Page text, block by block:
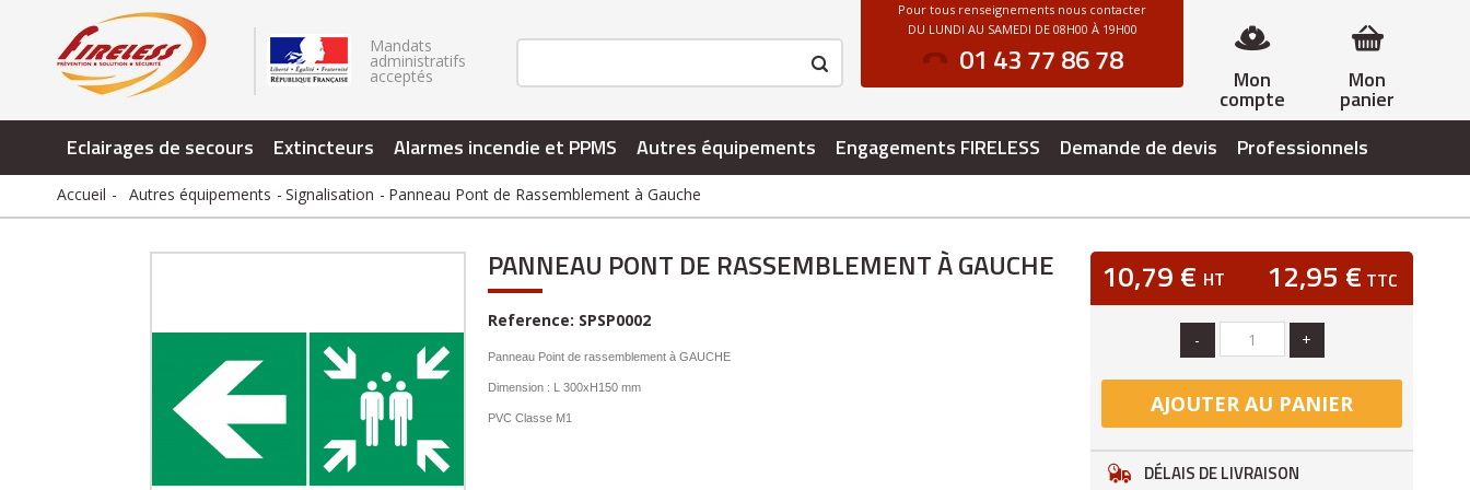
Mandats
administratifs
acceptés Mon
panier
Mon
compte
Pour tous renseignements nous contacter
DU LUNDI AU SAMEDI DE 08H00 À 19H00
01 43 77 86 78
Eclairages de secours Extincteurs Alarmes incendie et PPMS Autres équipements Engagements FIRELESS Demande de devis Professionnels
Accueil Autres équipements Signalisation Panneau Pont de Rassemblement à Gauche
PANNEAU PONT DE RASSEMBLEMENT À GAUCHE
Reference: SPSP0002
Panneau Point de rassemblement à GAUCHE
Dimension : L 300xH150 mm
PVC Classe M1
10,79 € HT 12,95 € TTC
- +
AJOUTER AU PANIER
DÉLAIS DE LIVRAISON